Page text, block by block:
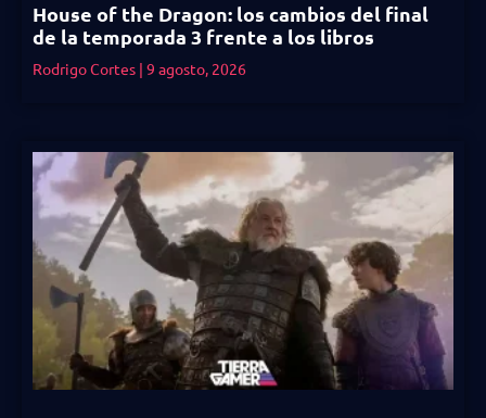
House of the Dragon: los cambios del final
de la temporada 3 frente a los libros
Rodrigo Cortes 9 agosto, 2026